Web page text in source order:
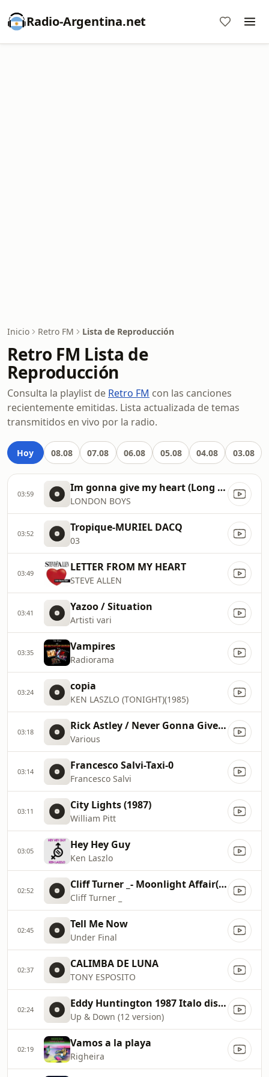
Radio-Argentina.net
Inicio Retro FM Lista de Reproducción
Retro FM Lista de
Reproducción
Consulta la playlist de Retro FM con las canciones
recientemente emitidas. Lista actualizada de temas
transmitidos en vivo por la radio.
Hoy 08.08 07.08 06.08 05.08 04.08 03.08
03:59 Im gonna give my heart (Long 12 Version Videoclip)
LONDON BOYS
03:52 Tropique-MURIEL DACQ
03
03:49 LETTER FROM MY HEART
STEVE ALLEN
03:41 Yazoo / Situation
Artisti vari
03:35 Vampires
Radiorama
03:24 copia
KEN LASZLO (TONIGHT)(1985)
03:18 Rick Astley / Never Gonna Give You Up
Various
03:14 Francesco Salvi-Taxi-0
Francesco Salvi
03:11 City Lights (1987)
William Pitt
03:05 Hey Hey Guy
Ken Laszlo
02:52 Cliff Turner _- Moonlight Affair(1986)
Cliff Turner _
02:45 Tell Me Now
Under Final
02:37 CALIMBA DE LUNA
TONY ESPOSITO
02:24 Eddy Huntington 1987 Italo disco
Up & Down (12 version)
02:19 Vamos a la playa
Righeira